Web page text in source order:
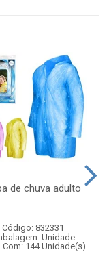
de chuva adulto
Código: 832331
Unidade
Com: 144 Unidade(s)